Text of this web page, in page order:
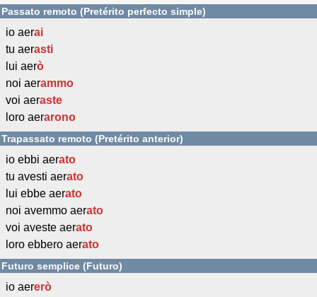
Passato remoto (Pretérito perfecto simple)
io aerai
tu aerasti
lui aerò
noi aerammo
voi aeraste
loro aerarono
Trapassato remoto (Pretérito anterior)
io ebbi aerato
tu avesti aerato
lui ebbe aerato
noi avemmo aerato
voi aveste aerato
loro ebbero aerato
Futuro semplice (Futuro)
io aererò